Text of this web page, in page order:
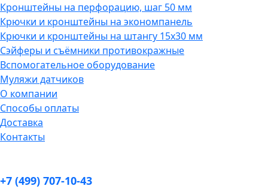
Кронштейны на перфорацию, шаг 50 мм
Крючки и кронштейны на экономпанель
Крючки и кронштейны на штангу 15х30 мм
Сэйферы и съёмники противокражные
Вспомогательное оборудование
Муляжи датчиков
О компании
Способы оплаты
Доставка
Контакты
+7 (499) 707-10-43